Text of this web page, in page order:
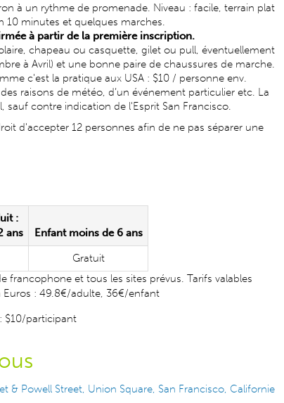
à un rythme de promenade. Niveau : facile, terrain plat
10 minutes et quelques marches.
à partir de la première inscription.
chapeau ou casquette, gilet ou pull, éventuellement
à Avril) et une bonne paire de chaussures de marche.
c'est la pratique aux USA : $10 / personne env.
raisons de météo, d’un événement particulier etc. La
sauf contre indication de l'Esprit San Francisco.
d'accepter 12 personnes afin de ne pas séparer une
:
ans
Enfant moins de 6 ans
Gratuit
francophone et tous les sites prévus. Tarifs valables
Euros : 49.8€/adulte, 36€/enfant
$10/participant
& Powell Street, Union Square, San Francisco, Californie